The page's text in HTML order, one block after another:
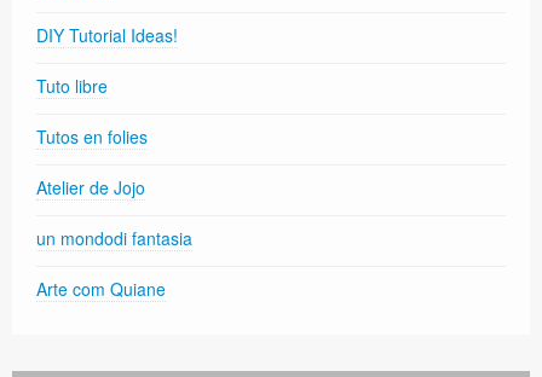
DIY Tutorial Ideas!
Tuto libre
Tutos en folies
Atelier de Jojo
un mondodi fantasia
Arte com Quiane